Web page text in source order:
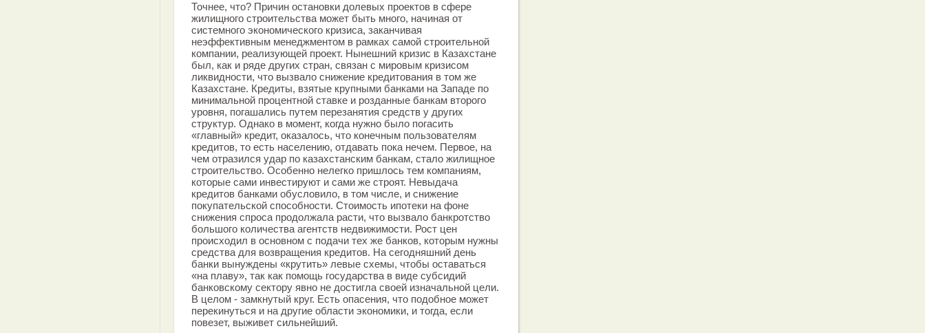
Точнее, что? Причин остановки долевых проектов в сфере
жилищного строительства может быть много, начиная от
системного экономического кризиса, заканчивая
неэффективным менеджментом в рамках самой строительной
компании, реализующей проект. Нынешний кризис в Казахстане
был, как и ряде других стран, связан с мировым кризисом
ликвидности, что вызвало снижение кредитования в том же
Казахстане. Кредиты, взятые крупными банками на Западе по
минимальной процентной ставке и розданные банкам второго
уровня, погашались путем перезанятия средств у других
структур. Однако в момент, когда нужно было погасить
«главный» кредит, оказалось, что конечным пользователям
кредитов, то есть населению, отдавать пока нечем. Первое, на
чем отразился удар по казахстанским банкам, стало жилищное
строительство. Особенно нелегко пришлось тем компаниям,
которые сами инвестируют и сами же строят. Невыдача
кредитов банками обусловило, в том числе, и снижение
покупательской способности. Стоимость ипотеки на фоне
снижения спроса продолжала расти, что вызвало банкротство
большого количества агентств недвижимости. Рост цен
происходил в основном с подачи тех же банков, которым нужны
средства для возвращения кредитов. На сегодняшний день
банки вынуждены «крутить» левые схемы, чтобы оставаться
«на плаву», так как помощь государства в виде субсидий
банковскому сектору явно не достигла своей изначальной цели.
В целом - замкнутый круг. Есть опасения, что подобное может
перекинуться и на другие области экономики, и тогда, если
повезет, выживет сильнейший.